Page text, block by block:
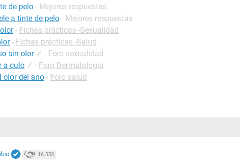
de pelo - Mejores respuestas
a tinte de pelo - Mejores respuestas
- Fichas prácticas -Sexualidad
- Fichas prácticas -Salud
sin olor ✓ - Foro sexualidad
a culo ✓ - Foro Dermatologia
olor del ano - Foro salud
16.358